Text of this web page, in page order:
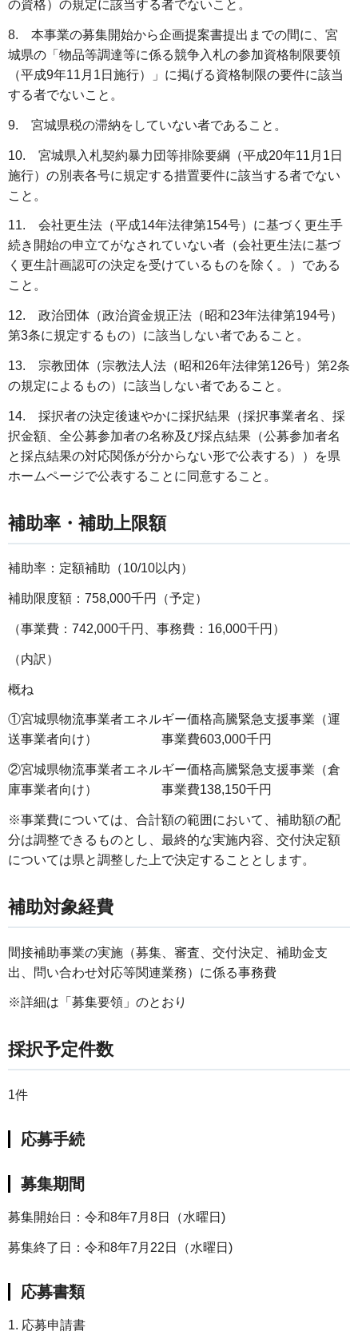
の資格）の規定に該当する者でないこと。
8. 本事業の募集開始から企画提案書提出までの間に、宮
城県の「物品等調達等に係る競争入札の参加資格制限要領
（平成9年11月1日施行）」に掲げる資格制限の要件に該当
する者でないこと。
9. 宮城県税の滞納をしていない者であること。
10. 宮城県入札契約暴力団等排除要綱（平成20年11月1日
施行）の別表各号に規定する措置要件に該当する者でない
こと。
11. 会社更生法（平成14年法律第154号）に基づく更生手
続き開始の申立てがなされていない者（会社更生法に基づ
く更生計画認可の決定を受けているものを除く。）である
こと。
12. 政治団体（政治資金規正法（昭和23年法律第194号）
第3条に規定するもの）に該当しない者であること。
13. 宗教団体（宗教法人法（昭和26年法律第126号）第2条
の規定によるもの）に該当しない者であること。
14. 採択者の決定後速やかに採択結果（採択事業者名、採
択金額、全公募参加者の名称及び採点結果（公募参加者名
と採点結果の対応関係が分からない形で公表する））を県
ホームページで公表することに同意すること。
補助率・補助上限額
補助率：定額補助（10/10以内）
補助限度額：758,000千円（予定）
（事業費：742,000千円、事務費：16,000千円）
（内訳）
概ね
①宮城県物流事業者エネルギー価格高騰緊急支援事業（運
送事業者向け） 事業費603,000千円
②宮城県物流事業者エネルギー価格高騰緊急支援事業（倉
庫事業者向け） 事業費138,150千円
※事業費については、合計額の範囲において、補助額の配
分は調整できるものとし、最終的な実施内容、交付決定額
については県と調整した上で決定することとします。
補助対象経費
間接補助事業の実施（募集、審査、交付決定、補助金支
出、問い合わせ対応等関連業務）に係る事務費
※詳細は「募集要領」のとおり
採択予定件数
1件
応募手続
募集期間
募集開始日：令和8年7月8日（水曜日)
募集終了日：令和8年7月22日（水曜日)
応募書類
1. 応募申請書